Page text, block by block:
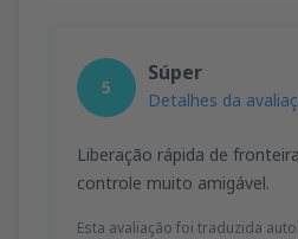
5
Súper
Detalhes da
Liberação rápida de
controle muito amigável.
Esta avaliação foi traduzida